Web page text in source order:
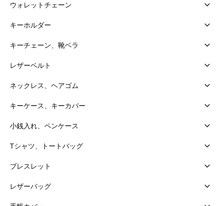
ウォレットチェーン
キーホルダー
キーチェーン、靴ベラ
レザーベルト
ネックレス、ヘアゴム
キーケース、キーカバー
小銭入れ、ペンケース
Tシャツ、トートバッグ
ブレスレット
レザーバッグ